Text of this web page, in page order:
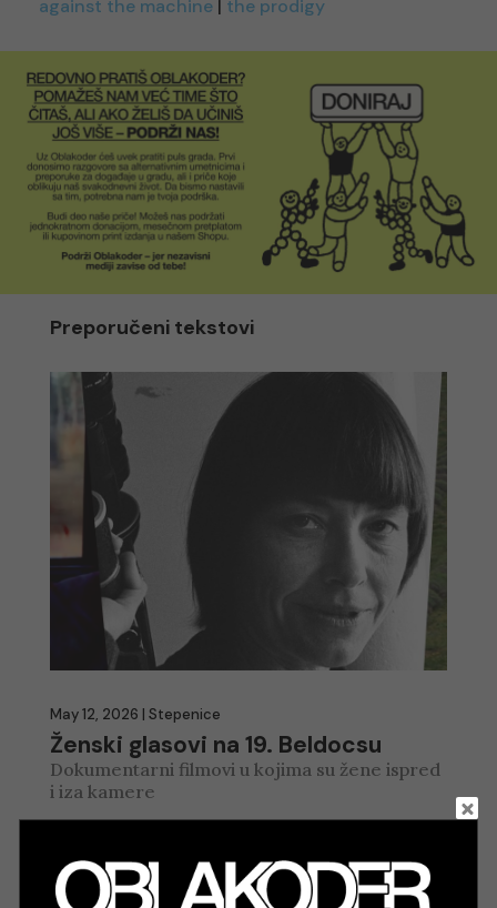
against the machine | the prodigy
Preporučeni tekstovi
Ženski glasovi na 19. Beldocsu
May 12, 2026 | Stepenice
Dokumentarni filmovi u kojima su žene ispred
i iza kamere